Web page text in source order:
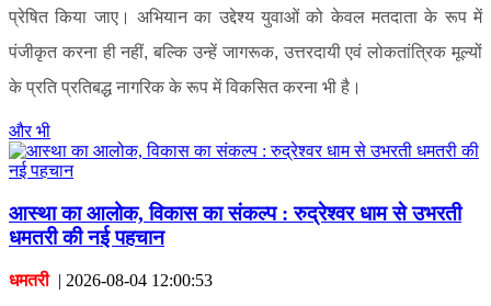
प्रेषित किया जाए। अभियान का उद्देश्य युवाओं को केवल मतदाता के रूप में
पंजीकृत करना ही नहीं, बल्कि उन्हें जागरूक, उत्तरदायी एवं लोकतांत्रिक मूल्यों
के प्रति प्रतिबद्ध नागरिक के रूप में विकसित करना भी है।
और भी
आस्था का आलोक, विकास का संकल्प : रुद्रेश्वर धाम से उभरती
धमतरी की नई पहचान
धमतरी| 2026-08-04 12:00:53